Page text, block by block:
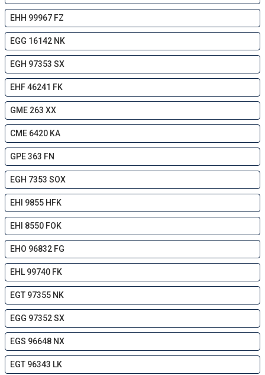
EHH 99967 FZ
EGG 16142 NK
EGH 97353 SX
EHF 46241 FK
GME 263 XX
CME 6420 KA
GPE 363 FN
EGH 7353 SOX
EHI 9855 HFK
EHI 8550 FOK
EHO 96832 FG
EHL 99740 FK
EGT 97355 NK
EGG 97352 SX
EGS 96648 NX
EGT 96343 LK